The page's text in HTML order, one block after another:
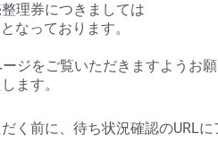
理券につきましては
なっております。
ージをご覧いただきますようお願
ます。
く前に、待ち状況確認のURL